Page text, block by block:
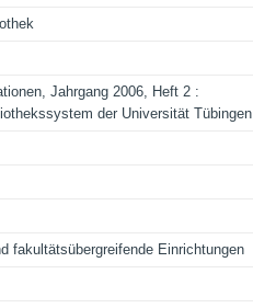
Jahrgang 2006, Heft 2 :
der Universität Tübingen
fakultätsübergreifende Einrichtungen